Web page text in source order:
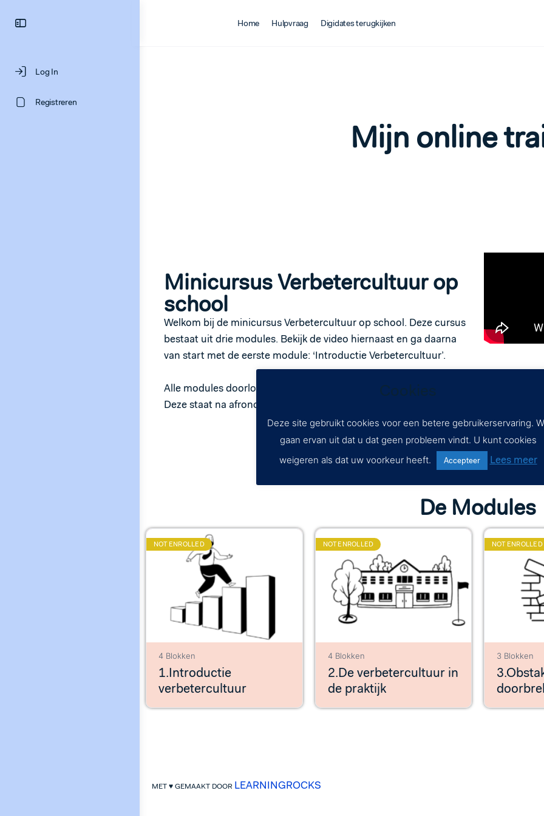
Log In
Registreren
Home Hulpvraag Digidates terugkijken
Mijn online
Minicursus Verbetercultuur op
school
Welkom bij de minicursus Verbetercultuur op school. Deze cursus
bestaat uit drie modules. Bekijk de video hiernaast en ga daarna
van start met de eerste module: ‘Introductie Verbetercultuur’.
Alle modules doorlopen en afgerond? Download dan je certificaat.
Deze staat na afronding klaar in de
De Modules
NOT ENROLLED
4 Blokken
1.Introductie
verbetercultuur
NOT ENROLLED
4 Blokken
2.De verbetercultuur in
de praktijk
NOT ENROLLED
3 Blokken
MET ♥ GEMAAKT DOOR LEARNINGROCKS
Cookies
Deze site gebruikt cookies voor een betere gebruikerservaring.
gaan ervan uit dat u dat geen probleem vindt. U kunt cookies
weigeren als dat uw voorkeur heeft.
Accepteer Lees meer